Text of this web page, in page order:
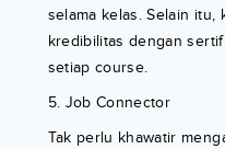
selama kelas. Selain itu,
kredibilitas dengan
setiap course.
5. Job Connector
Tak perlu khawatir